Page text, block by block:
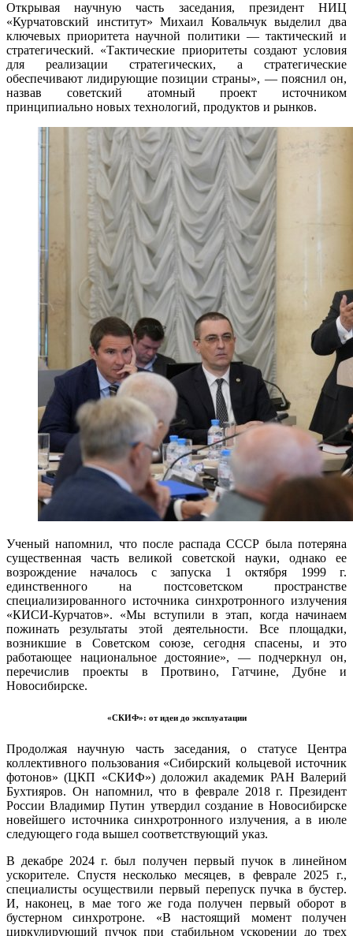
Открывая научную часть заседания, президент НИЦ
«Курчатовский институт» Михаил Ковальчук выделил два
ключевых приоритета научной политики — тактический и
стратегический. «Тактические приоритеты создают условия
для реализации стратегических, а стратегические
обеспечивают лидирующие позиции страны», — пояснил он,
назвав советский атомный проект источником
принципиально новых технологий, продуктов и рынков.
Ученый напомнил, что после распада СССР была потеряна
существенная часть великой советской науки, однако ее
возрождение началось с запуска 1 октября 1999 г.
единственного на постсоветском пространстве
специализированного источника синхротронного излучения
«КИСИ-Курчатов». «Мы вступили в этап, когда начинаем
пожинать результаты этой деятельности. Все площадки,
возникшие в Советском союзе, сегодня спасены, и это
работающее национальное достояние», — подчеркнул он,
перечислив проекты в Протвино, Гатчине, Дубне и
Новосибирске.
«СКИФ»: от идеи до эксплуатации
Продолжая научную часть заседания, о статусе Центра
коллективного пользования «Сибирский кольцевой источник
фотонов» (ЦКП «СКИФ») доложил академик РАН Валерий
Бухтияров. Он напомнил, что в феврале 2018 г. Президент
России Владимир Путин утвердил создание в Новосибирске
новейшего источника синхротронного излучения, а в июле
следующего года вышел соответствующий указ.
В декабре 2024 г. был получен первый пучок в линейном
ускорителе. Спустя несколько месяцев, в феврале 2025 г.,
специалисты осуществили первый перепуск пучка в бустер.
И, наконец, в мае того же года получен первый оборот в
бустерном синхротроне. «В настоящий момент получен
циркулирующий пучок при стабильном ускорении до трех